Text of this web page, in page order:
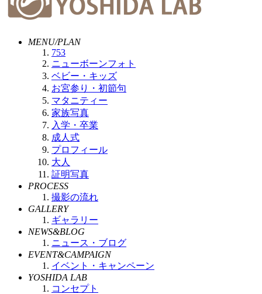
MENU/PLAN
753
ニューボーンフォト
ベビー・キッズ
お宮参り・初節句
マタニティー
家族写真
入学・卒業
成人式
プロフィール
大人
証明写真
PROCESS
撮影の流れ
GALLERY
ギャラリー
NEWS&BLOG
ニュース・ブログ
EVENT&CAMPAIGN
イベント・キャンペーン
YOSHIDA LAB
コンセプト